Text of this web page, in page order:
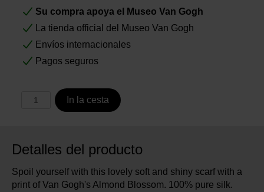
Su compra apoya el Museo Van Gogh
La tienda official del Museo Van Gogh
Envíos internacionales
Pagos seguros
In la cesta
Detalles del producto
Spoil yourself with this lovely soft and shiny scarf with a
print of Van Gogh's Almond Blossom. 100% pure silk.